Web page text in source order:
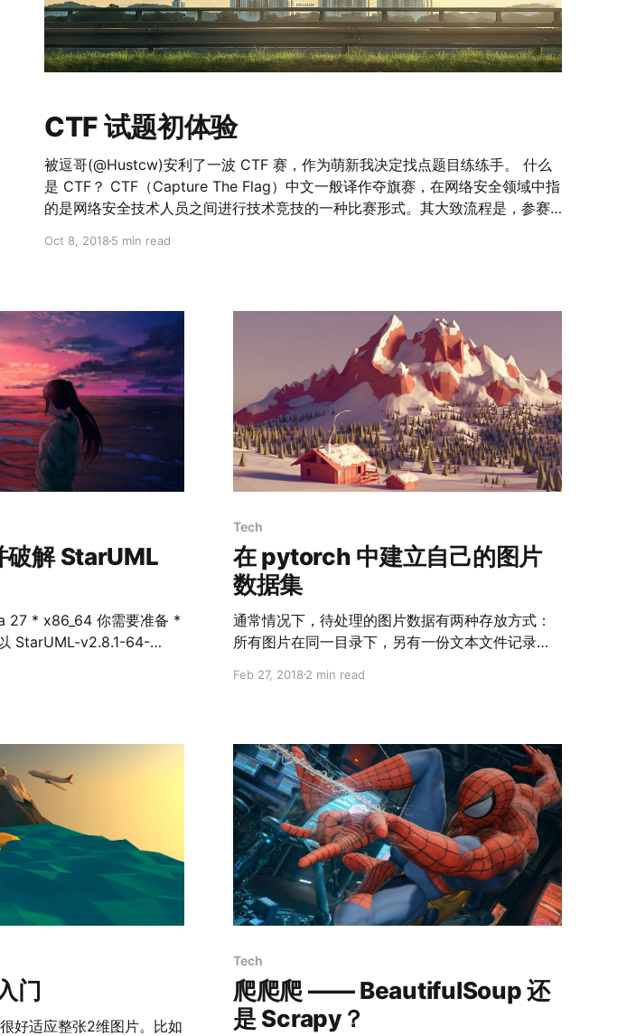
CTF 试题初体验
被逗哥(@Hustcw)安利了一波 CTF 赛，作为萌新我决定找点题目练练手。 什么
是 CTF？ CTF（Capture The Flag）中文一般译作夺旗赛，在网络安全领域中指
的是网络安全技术人员之间进行技术竞技的一种比赛形式。其大致流程是，参赛
得到一串具有一定格式的字符串或其他内容，并将其提交给主办方，从而夺得分
ACM编程竞赛、信息学奥赛比较类似，以解决网络安全技术挑战题目的分值和时
间来排名，通常用于在线选拔赛。题目主要包含逆向、漏洞挖掘与利用、Web渗
透、密码、取证、隐写、安全编程等类别。 二、攻防模式（Attack-Defense）
在攻防模式CTF赛制中，参赛队伍在网络空间互相进行攻击和防守，挖掘网络服
务漏洞并攻击对手服务来得分，修补自身服务漏洞进行防御来避免丢分。攻防模
式CTF赛制可以实时通过得分反映出比赛情
Oct 8, 20185 min read
破解 StarUML
StarUML-v2.8.1-64-
Tech
在 pytorch 中建立自己的图片
数据集
通常情况下，待处理的图片数据有两种存放方式：
所有图片在同一目录下，另有一份文本文件记录了
就是标签。 对于这两种情况，我们有不同的解决方
Feb 27, 20182 min read
门
好适应整张2维图片。比如
Tech
爬爬爬 —— BeautifulSoup 还
是 Scrapy？